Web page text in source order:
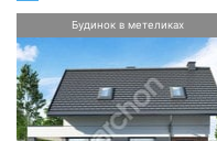
Будинок в метеликах